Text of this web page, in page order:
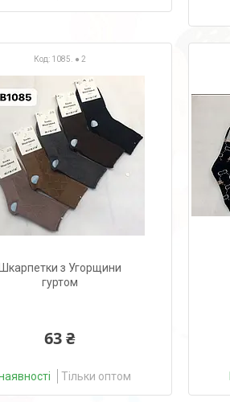
1085. ● 2
з Угорщини
гуртом
63 ₴
Тільки оптом